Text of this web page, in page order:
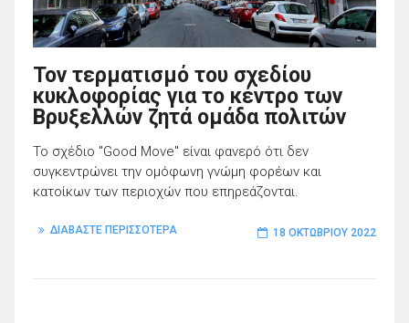
Τον τερματισμό του σχεδίου
κυκλοφορίας για το κέντρο των
Βρυξελλών ζητά ομάδα πολιτών
Το σχέδιο "Good Move" είναι φανερό ότι δεν
συγκεντρώνει την ομόφωνη γνώμη φορέων και
κατοίκων των περιοχών που επηρεάζονται.
ΔΙΑΒΑΣΤΕ ΠΕΡΙΣΣΟΤΕΡΑ 18 ΟΚΤΩΒΡΊΟΥ 2022